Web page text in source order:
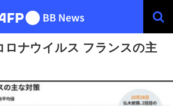
ロナウイルス フランスの主